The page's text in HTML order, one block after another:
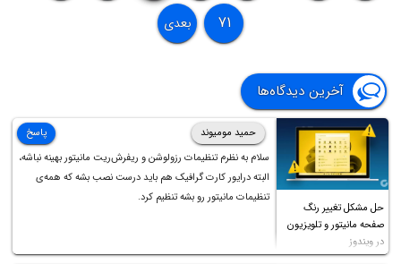
۷۱ بعدی
آخرین دیدگاه‌ها
حل مشکل تغییر رنگ
صفحه مانیتور و تلویزیون
در ویندوز
حمید مومیوند
سلام به نظرم تنظیمات رزولوشن و ریفرش‌ریت مانیتور بهینه نباشه،
البته درایور کارت گرافیک هم باید درست نصب بشه که همه‌ی
تنظیمات مانیتور رو بشه تنظیم کرد.
پاسخ